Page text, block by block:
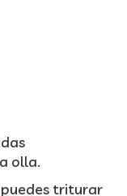
olla.
triturar